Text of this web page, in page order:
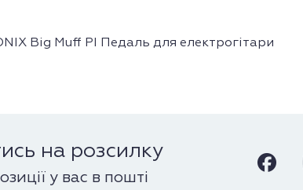
Big Muff PI Педаль для електрогітари
на розсилку
у вас в пошті